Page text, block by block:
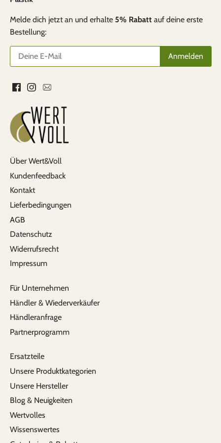
Alles bestens
Rasche und unkomplizierte Lieferung. Hat
super geklappt. Gerne wieder
B.Ö.
Meine Kleine (8 Monate) liebt diese Flasche.
Da sie davor nur aus dem Glas getrunken
Flasche wohl die beste für sie wäre. Habe mich
mir empfohlen wurde und das war eine super
Entscheidung. Die Qualität ist top und einfach
zu reinigen. Also ein perfekter Begleiter für den
Alltag.
Rosi
total ünberzeugendes Produkt. ich werde es
sicher weiter empfehlen.
Melde dich jetzt an und erhalte 5% Rabatt auf deine erste
Bestellung:
Über Wert&Voll
Kundenfeedback
Kontakt
Lieferbedingungen
AGB
Datenschutz
Widerrufsrecht
Impressum
Für Unternehmen
Händler & Wiederverkäufer
Händleranfrage
Partnerprogramm
Ersatzteile
Unsere Produktkategorien
Unsere Hersteller
Blog & Neuigkeiten
Wertvolles
Wissenswertes